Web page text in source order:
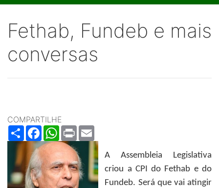
Fethab, Fundeb e mais
conversas
COMPARTILHE
ShareFacebookWhatsApp
Print
A Assembleia Legislativa
criou a CPI do Fethab e do
Fundeb. Será que vai atingir